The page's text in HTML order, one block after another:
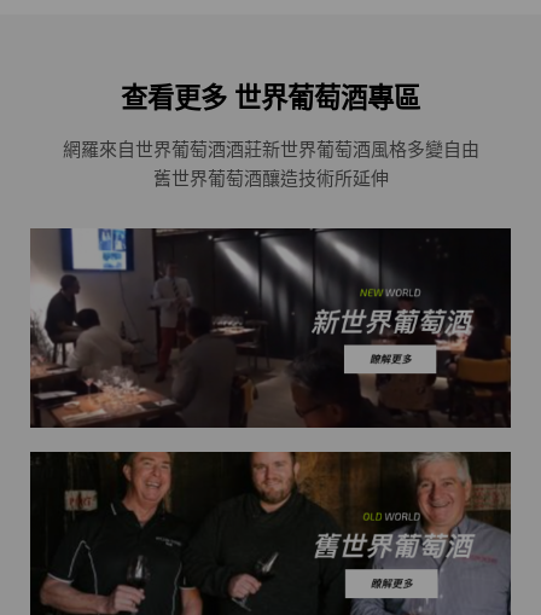
查看更多 世界葡萄酒專區
網羅來自世界葡萄酒酒莊新世界葡萄酒風格多變自由
舊世界葡萄酒釀造技術所延伸